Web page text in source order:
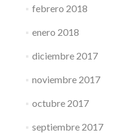
febrero 2018
enero 2018
diciembre 2017
noviembre 2017
octubre 2017
septiembre 2017